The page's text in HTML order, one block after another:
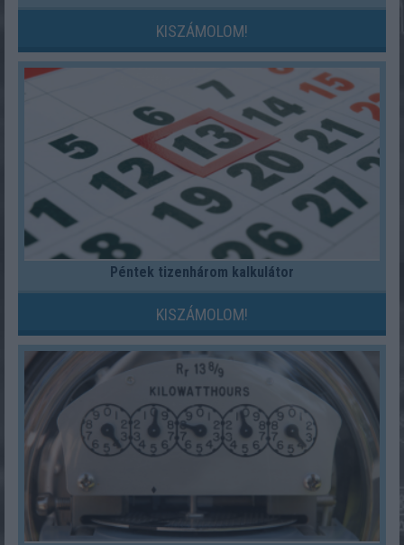
KISZÁMOLOM!
Péntek tizenhárom kalkulátor
KISZÁMOLOM!